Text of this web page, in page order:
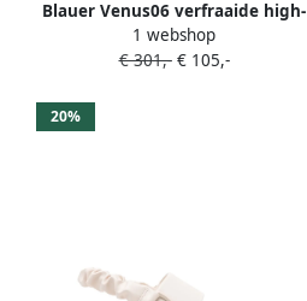
Blauer Venus06 verfraaide high-
top sneakers Beige
1 webshop
€ 301,-€ 105,-
20%